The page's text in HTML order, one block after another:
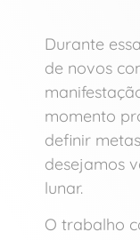
Durante
de novos
momento
definir
desejamos
lunar.
O trabalho